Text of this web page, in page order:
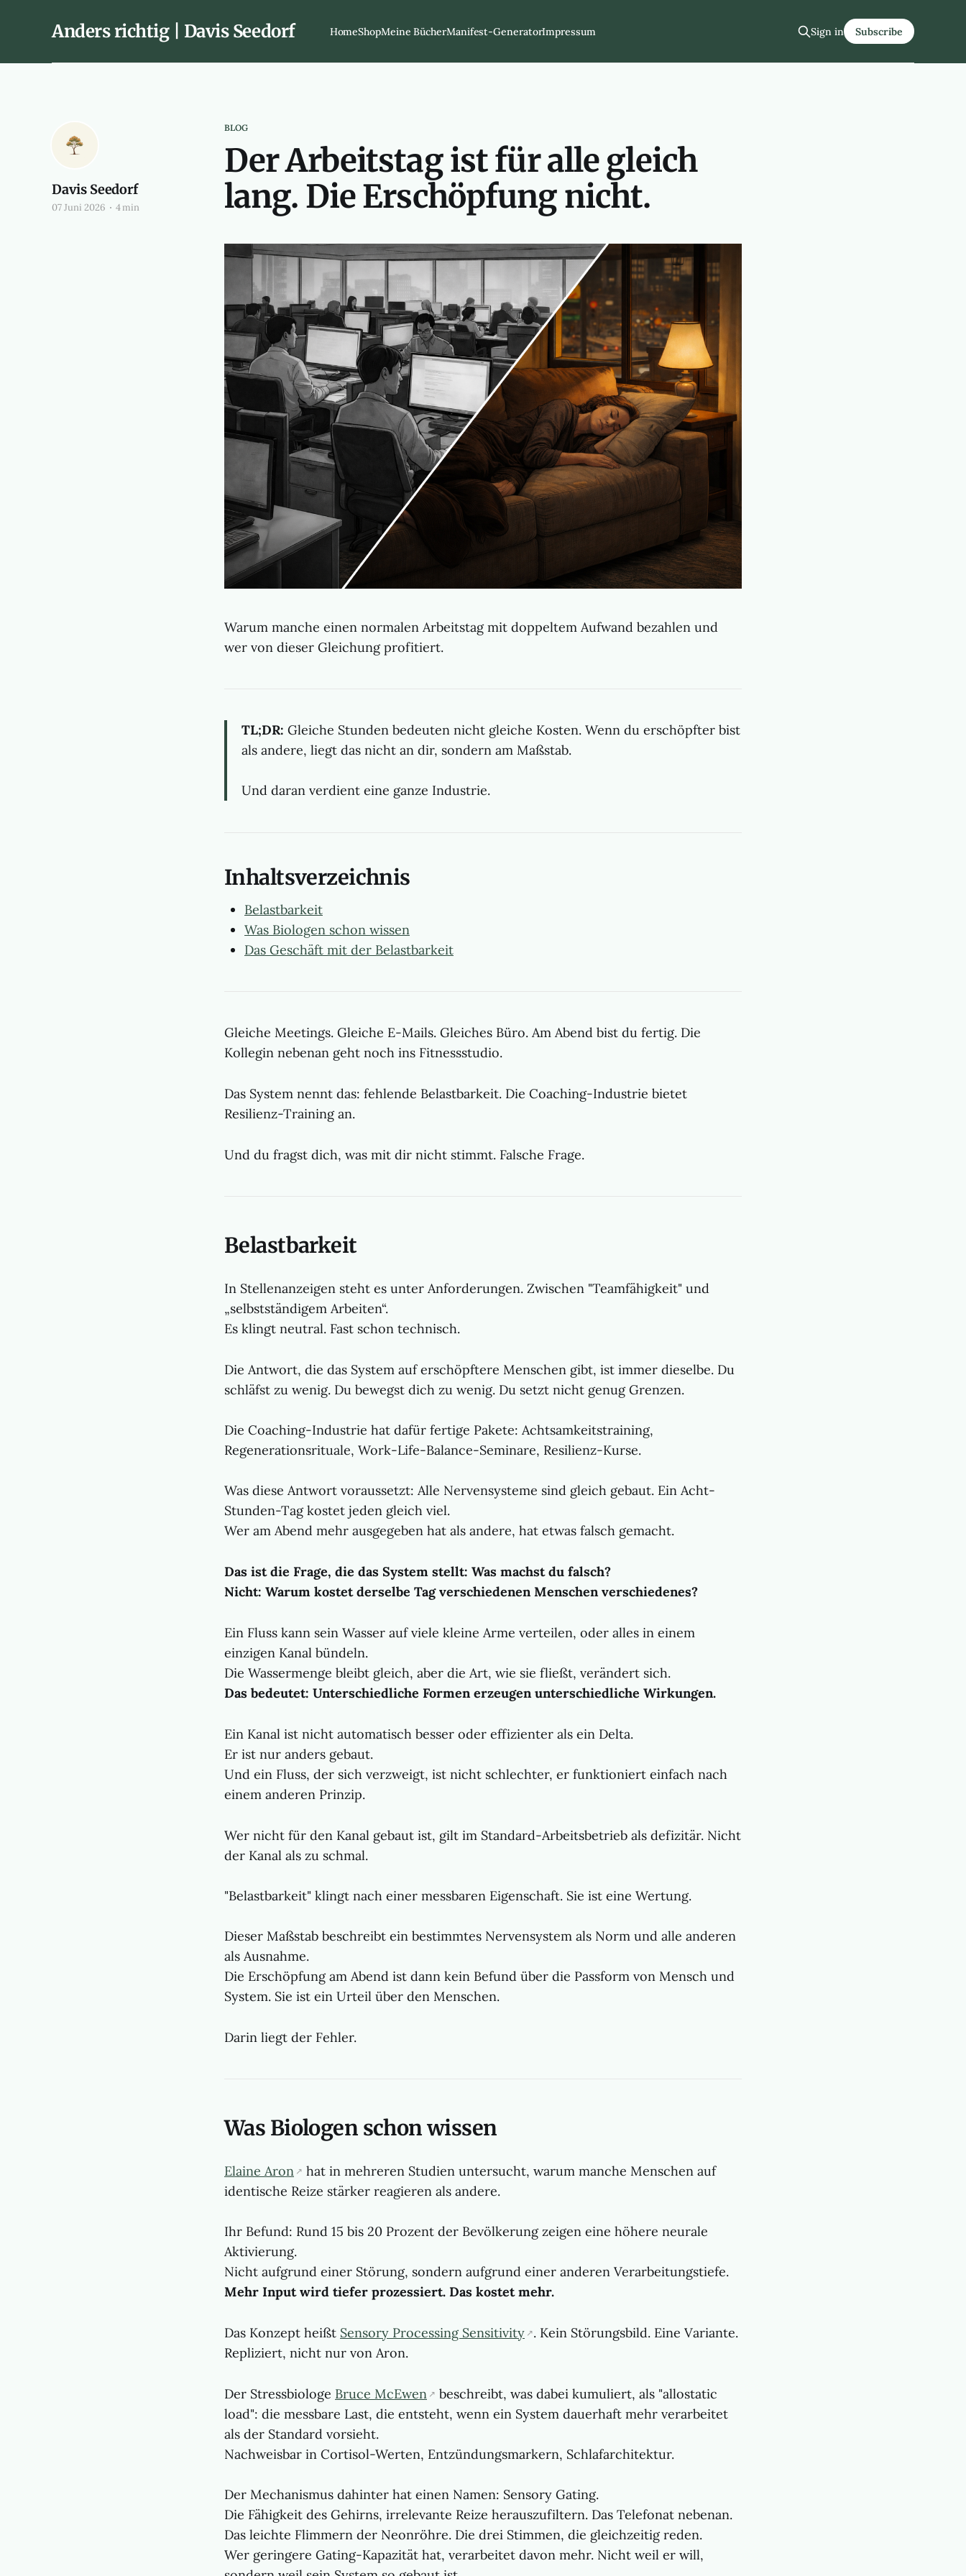
Anders richtig | Davis Seedorf HomeShopMeine BücherManifest-GeneratorImpressum Sign in Subscribe
BLOG
Der Arbeitstag ist für alle gleich
lang. Die Erschöpfung nicht.
Davis Seedorf
07 Juni 2026 4 min
Warum manche einen normalen Arbeitstag mit doppeltem Aufwand bezahlen und
wer von dieser Gleichung profitiert.
TL;DR: Gleiche Stunden bedeuten nicht gleiche Kosten. Wenn du erschöpfter bist
als andere, liegt das nicht an dir, sondern am Maßstab.
Und daran verdient eine ganze Industrie.
Inhaltsverzeichnis
Belastbarkeit
Was Biologen schon wissen
Das Geschäft mit der Belastbarkeit
Gleiche Meetings. Gleiche E-Mails. Gleiches Büro. Am Abend bist du fertig. Die
Kollegin nebenan geht noch ins Fitnessstudio.
Das System nennt das: fehlende Belastbarkeit. Die Coaching-Industrie bietet
Resilienz-Training an.
Und du fragst dich, was mit dir nicht stimmt. Falsche Frage.
Belastbarkeit
In Stellenanzeigen steht es unter Anforderungen. Zwischen "Teamfähigkeit" und
„selbstständigem Arbeiten“.
Es klingt neutral. Fast schon technisch.
Die Antwort, die das System auf erschöpftere Menschen gibt, ist immer dieselbe. Du
schläfst zu wenig. Du bewegst dich zu wenig. Du setzt nicht genug Grenzen.
Die Coaching-Industrie hat dafür fertige Pakete: Achtsamkeitstraining,
Regenerationsrituale, Work-Life-Balance-Seminare, Resilienz-Kurse.
Was diese Antwort voraussetzt: Alle Nervensysteme sind gleich gebaut. Ein Acht-
Stunden-Tag kostet jeden gleich viel.
Wer am Abend mehr ausgegeben hat als andere, hat etwas falsch gemacht.
Das ist die Frage, die das System stellt: Was machst du falsch?
Nicht: Warum kostet derselbe Tag verschiedenen Menschen verschiedenes?
Ein Fluss kann sein Wasser auf viele kleine Arme verteilen, oder alles in einem
einzigen Kanal bündeln.
Die Wassermenge bleibt gleich, aber die Art, wie sie fließt, verändert sich.
Das bedeutet: Unterschiedliche Formen erzeugen unterschiedliche Wirkungen.
Ein Kanal ist nicht automatisch besser oder effizienter als ein Delta.
Er ist nur anders gebaut.
Und ein Fluss, der sich verzweigt, ist nicht schlechter, er funktioniert einfach nach
einem anderen Prinzip.
Wer nicht für den Kanal gebaut ist, gilt im Standard-Arbeitsbetrieb als defizitär. Nicht
der Kanal als zu schmal.
"Belastbarkeit" klingt nach einer messbaren Eigenschaft. Sie ist eine Wertung.
Dieser Maßstab beschreibt ein bestimmtes Nervensystem als Norm und alle anderen
als Ausnahme.
Die Erschöpfung am Abend ist dann kein Befund über die Passform von Mensch und
System. Sie ist ein Urteil über den Menschen.
Darin liegt der Fehler.
Was Biologen schon wissen
Elaine Aron
hat in mehreren Studien untersucht, warum manche Menschen auf
identische Reize stärker reagieren als andere.
Ihr Befund: Rund 15 bis 20 Prozent der Bevölkerung zeigen eine höhere neurale
Aktivierung.
Nicht aufgrund einer Störung, sondern aufgrund einer anderen Verarbeitungstiefe.
Mehr Input wird tiefer prozessiert. Das kostet mehr.
Das Konzept heißt Sensory Processing Sensitivity . Kein Störungsbild. Eine Variante.
Repliziert, nicht nur von Aron.
Der Stressbiologe Bruce McEwen
beschreibt, was dabei kumuliert, als "allostatic
load": die messbare Last, die entsteht, wenn ein System dauerhaft mehr verarbeitet
als der Standard vorsieht.
Nachweisbar in Cortisol-Werten, Entzündungsmarkern, Schlafarchitektur.
Der Mechanismus dahinter hat einen Namen: Sensory Gating.
Die Fähigkeit des Gehirns, irrelevante Reize herauszufiltern. Das Telefonat nebenan.
Das leichte Flimmern der Neonröhre. Die drei Stimmen, die gleichzeitig reden.
Wer geringere Gating-Kapazität hat, verarbeitet davon mehr. Nicht weil er will,